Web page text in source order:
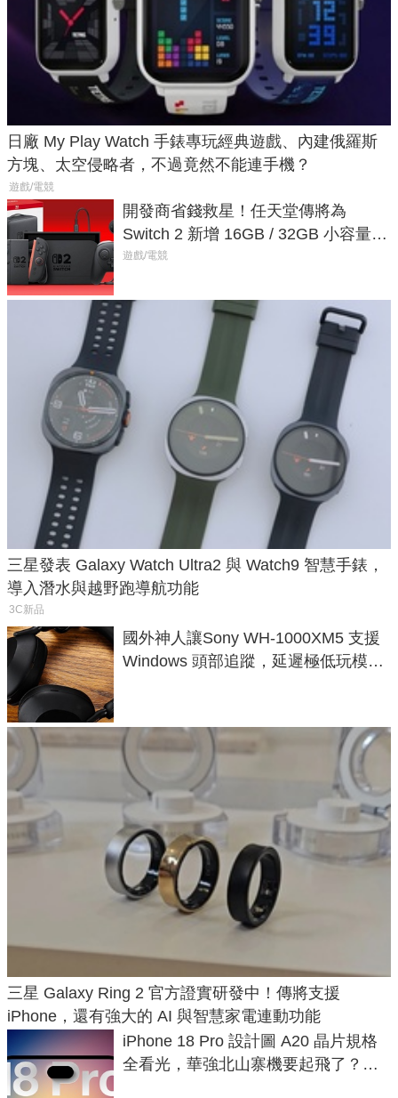
日廠 My Play Watch 手錶專玩經典遊戲、內建俄羅斯
方塊、太空侵略者，不過竟然不能連手機？
遊戲/電競
開發商省錢救星！任天堂傳將為
Switch 2 新增 16GB / 32GB 小容量遊
戲卡的選擇
遊戲/電競
三星發表 Galaxy Watch Ultra2 與 Watch9 智慧手錶，
導入潛水與越野跑導航功能
3C新品
國外神人讓Sony WH-1000XM5 支援
Windows 頭部追蹤，延遲極低玩模擬
三星 Galaxy Ring 2 官方證實研發中！傳將支援
iPhone，還有強大的 AI 與智慧家電連動功能
iPhone 18 Pro 設計圖 A20 晶片規格
全看光，華強北山寨機要起飛了？專